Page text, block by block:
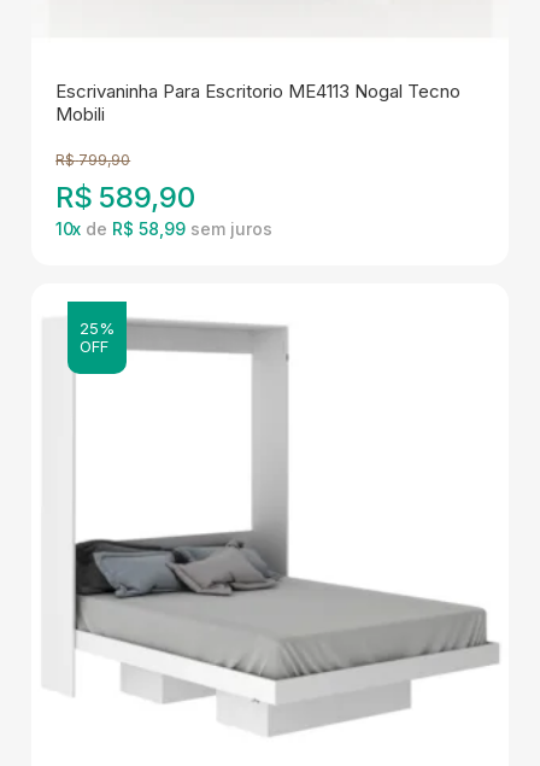
Escrivaninha Para Escritorio ME4113 Nogal Tecno
Mobili
R$ 799,90
R$ 589,90
10x de R$ 58,99
25%
OFF